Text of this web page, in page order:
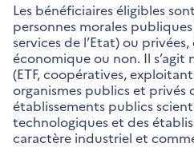
Les bénéficiaires éligibles
personnes morales
services de l’Etat) ou
économique ou non. Il s’agit
(ETF, coopératives,
organismes publics et privés
établissements publics
technologiques et des
caractère industriel et